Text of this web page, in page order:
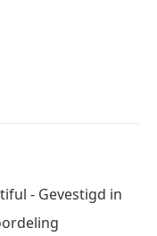
- Gevestigd in